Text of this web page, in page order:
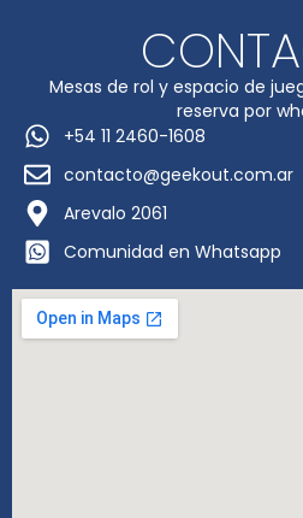
Mesas de rol y espacio de
reserva por
+54 11 2460-1608
contacto@geekout.com.ar
Arevalo 2061
Comunidad en Whatsapp